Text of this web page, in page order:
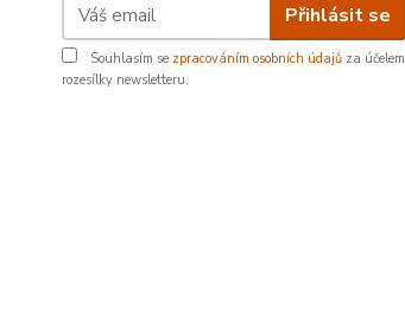
Přihlásit se
Souhlasím se zpracováním osobních údajů za účelem
rozesílky newsletteru.